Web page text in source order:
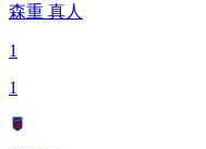
森重 真人
1
1